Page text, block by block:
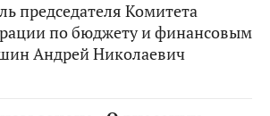
председателя Комитета
по бюджету и финансовым
Андрей Николаевич